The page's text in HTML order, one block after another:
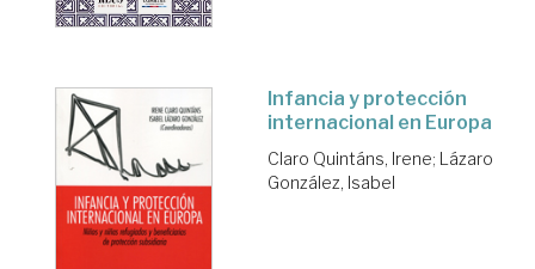
Infancia y protección
internacional en Europa
Claro Quintáns, Irene; Lázaro
González, Isabel